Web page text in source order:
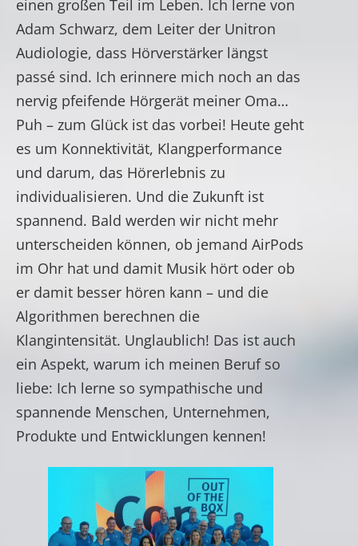
einen großen Teil im Leben. Ich lerne von
Adam Schwarz, dem Leiter der Unitron
Audiologie, dass Hörverstärker längst
passé sind. Ich erinnere mich noch an das
nervig pfeifende Hörgerät meiner Oma…
Puh – zum Glück ist das vorbei! Heute geht
es um Konnektivität, Klangperformance
und darum, das Hörerlebnis zu
individualisieren. Und die Zukunft ist
spannend. Bald werden wir nicht mehr
unterscheiden können, ob jemand AirPods
im Ohr hat und damit Musik hört oder ob
er damit besser hören kann – und die
Algorithmen berechnen die
Klangintensität. Unglaublich! Das ist auch
ein Aspekt, warum ich meinen Beruf so
liebe: Ich lerne so sympathische und
spannende Menschen, Unternehmen,
Produkte und Entwicklungen kennen!